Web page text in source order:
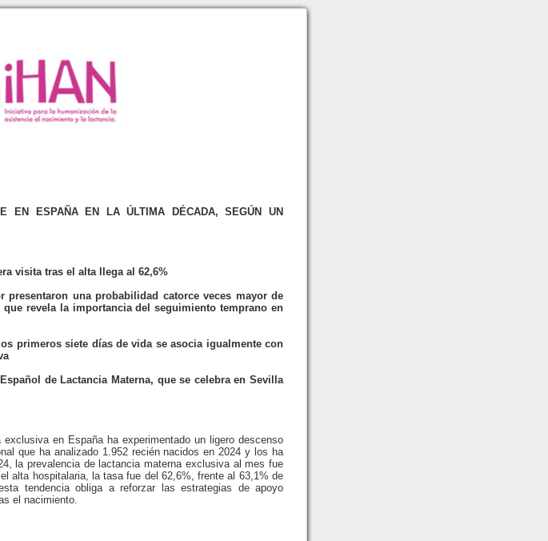
EN ESPAÑA EN LA ÚLTIMA DÉCADA, SEGÚN UN
visita tras el alta llega al 62,6%
presentaron una probabilidad catorce veces mayor de
revela la importancia del seguimiento temprano en
primeros siete días de vida se asocia igualmente con
de Lactancia Materna, que se celebra en Sevilla
exclusiva en España ha experimentado un ligero descenso
que ha analizado 1.952 recién nacidos en 2024 y los ha
la prevalencia de lactancia materna exclusiva al mes fue
alta hospitalaria, la tasa fue del 62,6%, frente al 63,1% de
tendencia obliga a reforzar las estrategias de apoyo
el nacimiento.